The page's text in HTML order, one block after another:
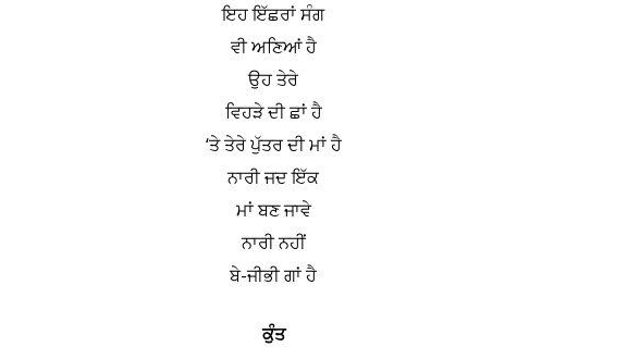
ਇਹ ਇੱਛਰਾਂ ਸੰਗ
ਵੀ ਅਣਿਆਂ ਹੈ
ਉਹ ਤੇਰੇ
ਵਿਹੜੇ ਦੀ ਛਾਂ ਹੈ
‘ਤੇ ਤੇਰੇ ਪੁੱਤਰ ਦੀ ਮਾਂ ਹੈ
ਨਾਰੀ ਜਦ ਇੱਕ
ਮਾਂ ਬਣ ਜਾਵੇ
ਨਾਰੀ ਨਹੀਂ
ਬੇ-ਜੀਭੀ ਗਾਂ ਹੈ
ਕੁੰਤ